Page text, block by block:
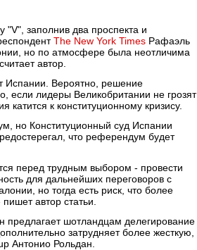
"V", заполнив два проспекта и
The New York Times Рафаэль
но по атмосфере была неотличима
автор.
Испании. Вероятно, решение
если лидеры Великобритании не грозят
катится к конституционному кризису.
но Конституционный суд Испании
что референдум будет
перед трудным выбором - провести
для дальнейших переговоров с
но тогда есть риск, что более
автор статьи.
шотландцам делегирование
затрудняет более жесткую,
Антонио Рольдан.